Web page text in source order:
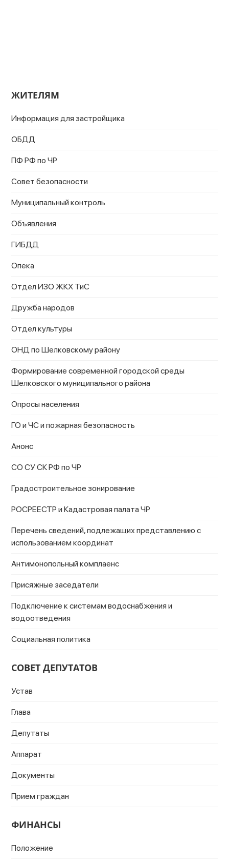
ЖИТЕЛЯМ
Информация для застройщика
ОБДД
ПФ РФ по ЧР
Совет безопасности
Муниципальный контроль
Объявления
ГИБДД
Опека
Отдел ИЗО ЖКХ ТиС
Дружба народов
Отдел культуры
ОНД по Шелковскому району
Формирование современной городской среды
Шелковского муниципального района
Опросы населения
ГО и ЧС и пожарная безопасность
Анонс
СО СУ СК РФ по ЧР
Градостроительное зонирование
РОСРЕЕСТР и Кадастровая палата ЧР
Перечень сведений, подлежащих представлению с
использованием координат
Антимонопольный комплаенс
Присяжные заседатели
Подключение к системам водоснабжения и
водоотведения
Социальная политика
СОВЕТ ДЕПУТАТОВ
Устав
Глава
Депутаты
Аппарат
Документы
Прием граждан
ФИНАНСЫ
Положение